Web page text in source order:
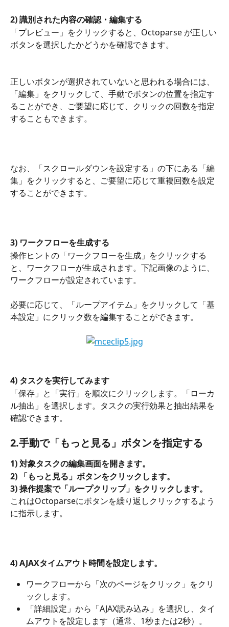
2) 識別された内容の確認・編集する
「プレビュー」をクリックすると、Octoparse が正しい
ボタンを選択したかどうかを確認できます。
正しいボタンが選択されていないと思われる場合には、
「編集」をクリックして、手動でボタンの位置を指定す
ることができ、ご要望に応じて、クリックの回数を指定
することもできます。
なお、「スクロールダウンを設定する」の下にある「編
集」をクリックすると、ご要望に応じて重複回数を設定
することができます。
3) ワークフローを生成する
操作ヒントの「ワークフローを生成」をクリックする
と、ワークフローが生成されます。下記画像のように、
ワークフローが設定されています。
必要に応じて、「ループアイテム」をクリックして「基
本設定」にクリック数を編集することができます。
4) タスクを実行してみます
「保存」と「実行」を順次にクリックします。「ローカ
ル抽出」を選択します。タスクの実行効果と抽出結果を
確認できます。
2.手動で「もっと見る」ボタンを指定する
1) 対象タスクの編集画面を開きます。
2) 「もっと見る」ボタンをクリックします。
3) 操作提案で「ループクリップ」をクリックします。
これはOctoparseにボタンを繰り返しクリックするよう
に指示します。
4) AJAXタイムアウト時間を設定します。
ワークフローから「次のページをクリック」をクリ
ックします。
「詳細設定」から「AJAX読み込み」を選択し、タイ
ムアウトを設定します（通常、1秒または2秒）。